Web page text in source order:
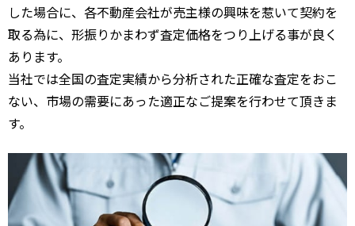
した場合に、各不動産会社が売主様の興味を惹いて契約を
取る為に、形振りかまわず査定価格をつり上げる事が良く
あります。
当社では全国の査定実績から分析された正確な査定をおこ
ない、市場の需要にあった適正なご提案を行わせて頂きま
す。